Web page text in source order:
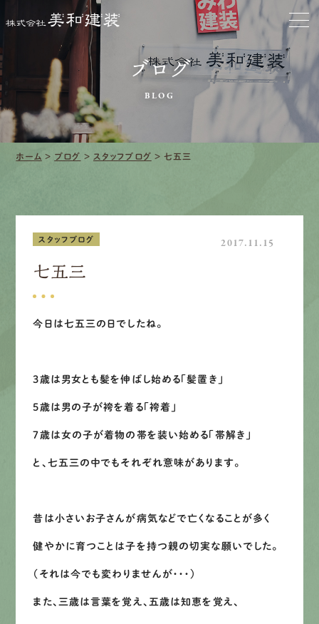
お家をきれいに
会社をきれいに
クリーニング
施工事例
会社案内
先輩インタビュー
0120-44-2605
営業時間 8:00−18:00 ｜
ブログ
BLOG
ホーム > ブログ > スタッフブログ >七五三
スタッフブログ 2017.11.15
七五三
今日は七五三の日でしたね。
3歳は男女とも髪を伸ばし始める「髪置き」
5歳は男の子が袴を着る「袴着」
７歳は女の子が着物の帯を装い始める「帯解き」
と、七五三の中でもそれぞれ意味があります。
昔は小さいお子さんが病気などで亡くなることが多く
健やかに育つことは子を持つ親の切実な願いでした。
（それは今でも変わりませんが・・・）
また、三歳は言葉を覚え、五歳は知恵を覚え、